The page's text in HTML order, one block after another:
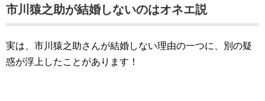
市川猿之助が結婚しないのはオネエ説
実は、市川猿之助さんが結婚しない理由の一つに、別の疑
惑が浮上したことがあります！